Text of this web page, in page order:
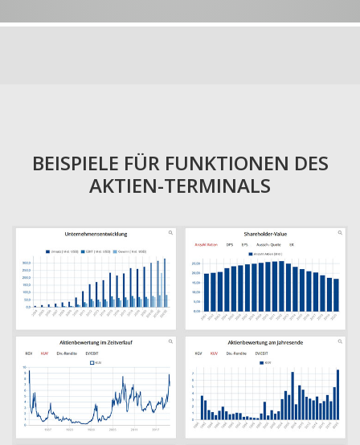
BEISPIELE FÜR FUNKTIONEN DES
AKTIEN-TERMINALS